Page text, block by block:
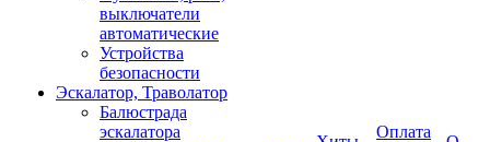
выключатели
автоматические
Устройства
безопасности
Эскалатор, Траволатор
Балюстрада
эскалатора
Оплата